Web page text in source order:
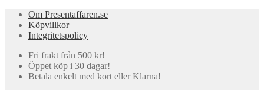
Om Presentaffaren.se
Köpvillkor
Integritetspolicy
Fri frakt från 500 kr!
Öppet köp i 30 dagar!
Betala enkelt med kort eller Klarna!